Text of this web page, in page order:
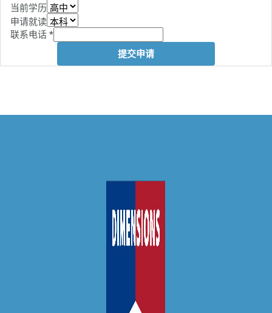
当前学历
申请就读
联系电话 *
提交申请